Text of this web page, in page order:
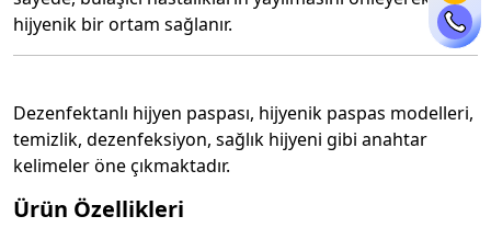
hijyenik bir ortam sağlanır.
Dezenfektanlı hijyen paspası, hijyenik paspas modelleri,
temizlik, dezenfeksiyon, sağlık hijyeni gibi anahtar
kelimeler öne çıkmaktadır.
Ürün Özellikleri